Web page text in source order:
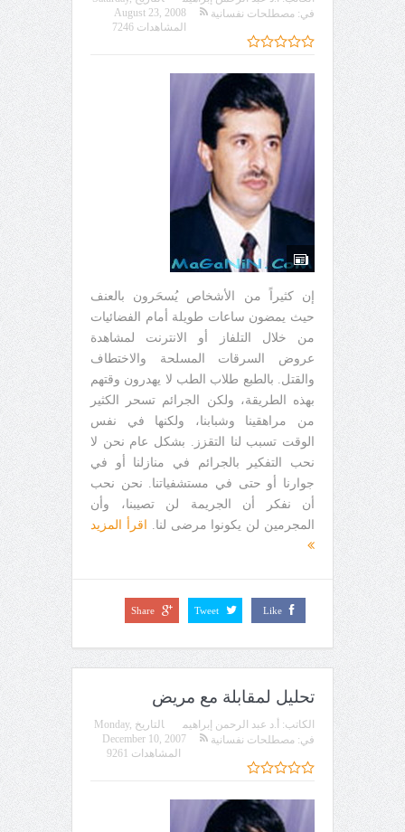
August 23, 2008
في: مصطلحات نفسانية
المشاهدات 7246
إن كثيراً من الأشخاص يُسحَرون بالعنف
حيث يمضون ساعات طويلة أمام الفضائيات
من خلال التلفاز أو الانترنت لمشاهدة
عروض السرقات المسلحة والاختطاف
والقتل. بالطبع طلاب الطب لا يهدرون وقتهم
بهذه الطريقة، ولكن الجرائم تسحر الكثير
من مراهقينا وشبابنا، ولكنها في نفس
الوقت تسبب لنا التقزز. بشكل عام نحن لا
نحب التفكير بالجرائم في منازلنا أو في
جوارنا أو حتى في مستشفياتنا. نحن نحب
أن نفكر أن الجريمة لن تصيبنا، وأن
المجرمين لن يكونوا مرضى لنا.
اقرأ المزيد
Like
Tweet
Share
تحليل لمقابلة مع مريض
الكاتب: أ.د عبد الرحمن إبراهيم التاريخ Monday,
December 10, 2007
في: مصطلحات نفسانية
المشاهدات 9261